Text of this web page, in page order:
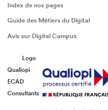
Index de nos pages
Guide des Métiers du Digital
Avis sur Digital Campus
Logo
Qualiopi
ECAD
Consultants